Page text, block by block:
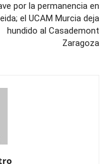
por la permanencia en
el UCAM Murcia deja
hundido al Casademont
Zaragoza